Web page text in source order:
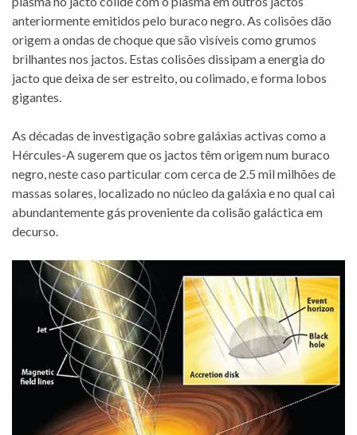
anteriormente emitidos pelo buraco negro. As colisões dão
origem a ondas de choque que são visíveis como grumos
brilhantes nos jactos. Estas colisões dissipam a energia do
jacto que deixa de ser estreito, ou colimado, e forma lobos
gigantes.
As décadas de investigação sobre galáxias activas como a
Hércules-A sugerem que os jactos têm origem num buraco
negro, neste caso particular com cerca de 2.5 mil milhões de
massas solares, localizado no núcleo da galáxia e no qual cai
abundantemente gás proveniente da colisão galáctica em
decurso.